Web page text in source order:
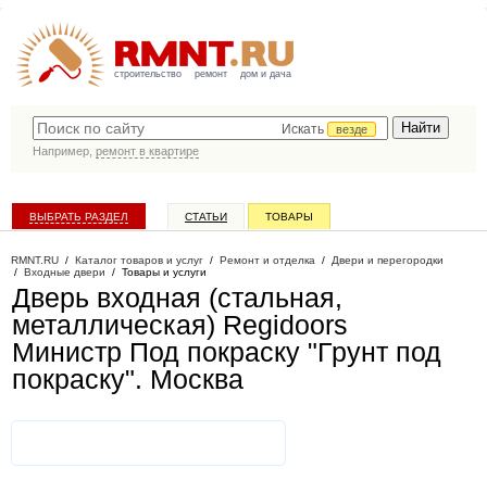
строительство ремонт дом и дача
Искать
везде
Например, ремонт в квартире
ВЫБРАТЬ РАЗДЕЛ СТАТЬИ ТОВАРЫ
RMNT.RU / Каталог товаров и услуг / Ремонт и отделка / Двери и перегородки
/ Входные двери / Товары и услуги
Дверь входная (стальная,
металлическая) Regidoors
Министр Под покраску "Грунт под
покраску". Москва